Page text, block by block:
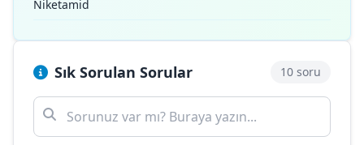
Niketamid
Sık Sorulan Sorular 10 soru